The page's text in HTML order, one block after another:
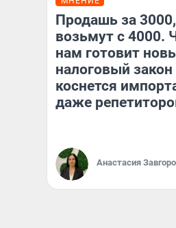
Продашь за
возьмут с 4000.
нам готовит
налоговый
коснется
даже
Анастасия